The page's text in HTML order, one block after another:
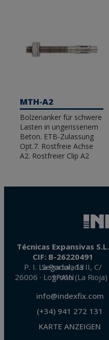
MTH-A2
Bolzenanker für schwere
Lasten in ungerissenem
Beton. ETB-Zulassung
Opt.7. Rostfreie Achse
A2. Rostfreier Clip A2
Técnicas Expansivas S.L.
CIF: B-26220491
P. I. La Portalada II, C/ Segador, 13
26006 · Logroño (La Rioja) · SPAIN
info@indexfix.com
(+34) 941 272 131
KARTE ANZEIGEN